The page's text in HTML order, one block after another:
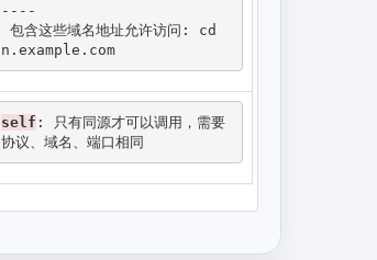
----
n.example.com
self : 只有同源才可以调用，需要
协议、域名、端口相同